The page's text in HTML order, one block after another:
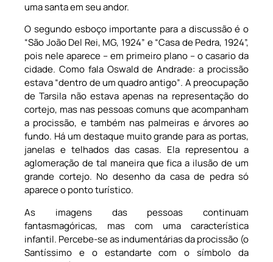
uma santa em seu andor.
O segundo esboço importante para a discussão é o
“São João Del Rei, MG, 1924” e “Casa de Pedra, 1924”,
pois nele aparece – em primeiro plano – o casario da
cidade. Como fala Oswald de Andrade: a procissão
estava “dentro de um quadro antigo”. A preocupação
de Tarsila não estava apenas na representação do
cortejo, mas nas pessoas comuns que acompanham
a procissão, e também nas palmeiras e árvores ao
fundo. Há um destaque muito grande para as portas,
janelas e telhados das casas. Ela representou a
aglomeração de tal maneira que fica a ilusão de um
grande cortejo. No desenho da casa de pedra só
aparece o ponto turístico.
As imagens das pessoas continuam
fantasmagóricas, mas com uma característica
infantil. Percebe-se as indumentárias da procissão (o
Santíssimo e o estandarte com o símbolo da